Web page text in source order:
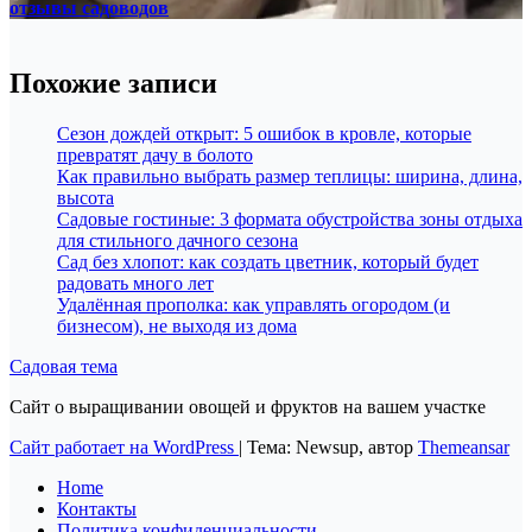
отзывы садоводов
Похожие записи
Сезон дождей открыт: 5 ошибок в кровле, которые
превратят дачу в болото
Как правильно выбрать размер теплицы: ширина, длина,
высота
Садовые гостиные: 3 формата обустройства зоны отдыха
для стильного дачного сезона
Сад без хлопот: как создать цветник, который будет
радовать много лет
Удалённая прополка: как управлять огородом (и
бизнесом), не выходя из дома
Садовая тема
Сайт о выращивании овощей и фруктов на вашем участке
Сайт работает на WordPress | Тема: Newsup, автор Themeansar
Home
Контакты